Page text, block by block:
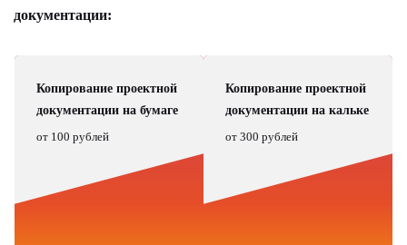
документации:
Копирование проектной
документации на бумаге
от 100 рублей
Копирование проектной
документации на кальке
от 300 рублей